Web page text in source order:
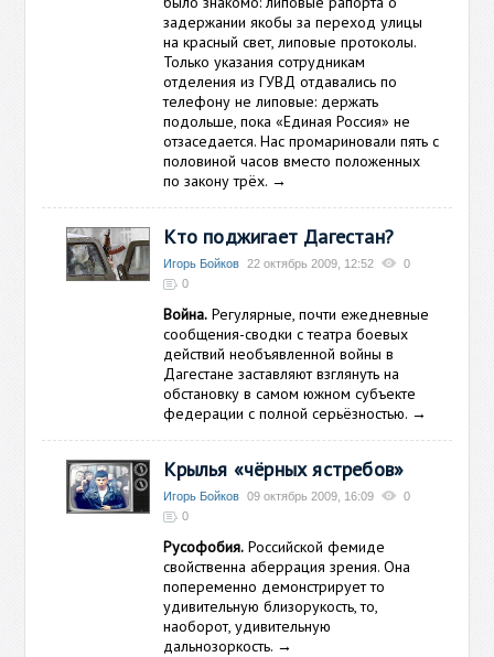
задержании якобы за переход улицы
на красный свет, липовые протоколы.
Только указания сотрудникам
отделения из ГУВД отдавались по
телефону не липовые: держать
подольше, пока «Единая Россия» не
отзаседается. Нас промариновали пять с
половиной часов вместо положенных
по закону трёх. →
Кто поджигает Дагестан?
Игорь Бойков 22 октябрь 2009, 12:52
0
0
Война. Регулярные, почти ежедневные
сообщения-сводки с театра боевых
действий необъявленной войны в
Дагестане заставляют взглянуть на
обстановку в самом южном субъекте
федерации с полной серьёзностью. →
Крылья «чёрных ястребов»
Игорь Бойков 09 октябрь 2009, 16:09
0
0
Русофобия. Российской фемиде
свойственна аберрация зрения. Она
попеременно демонстрирует то
удивительную близорукость, то,
наоборот, удивительную
дальнозоркость. →